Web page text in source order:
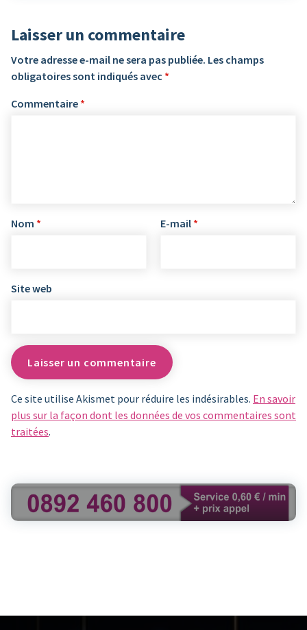
Laisser un commentaire
Votre adresse e-mail ne sera pas publiée. Les champs
obligatoires sont indiqués avec *
Commentaire *
Nom * E-mail *
Site web
Ce site utilise Akismet pour réduire les indésirables. En savoir
plus sur la façon dont les données de vos commentaires sont
traitées.